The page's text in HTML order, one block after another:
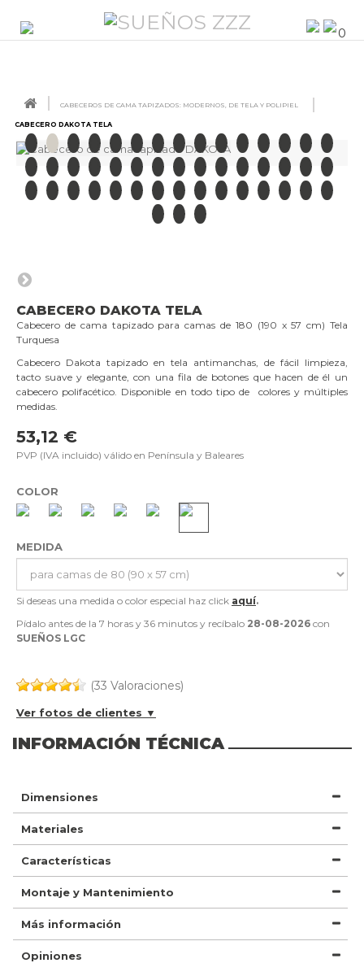
CABECEROS DE CAMA TAPIZADOS: MODERNOS, DE TELA Y POLIPIEL
CABECERO DAKOTA TELA
CABECERO DAKOTA TELA
Cabecero de cama tapizado para camas de 180 (190 x 57 cm) Tela
Turquesa
Cabecero Dakota tapizado en tela antimanchas, de fácil limpieza,
tacto suave y elegante, con una fila de botones que hacen de él un
cabecero polifacético. Disponible en todo tipo de colores y múltiples
medidas.
53,12 €
PVP (IVA incluido) válido en Península y Baleares
COLOR
MEDIDA
Si deseas una medida o color especial haz click aquí.
Pídalo antes de la 7 horas y 36 minutos y recíbalo 28-08-2026 con
SUEÑOS LGC
(33 Valoraciones)
Ver fotos de clientes ▼
INFORMACIÓN TÉCNICA
Dimensiones
Materiales
Características
Montaje y Mantenimiento
Más información
Opiniones
0